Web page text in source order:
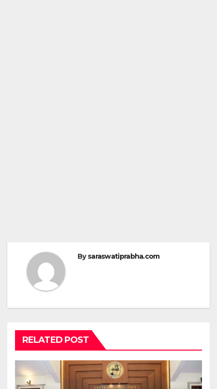
Bysaraswatiprabha.com
RELATED POST